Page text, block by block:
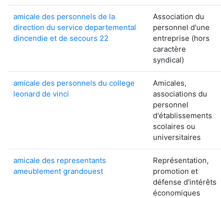
amicale des personnels de la
direction du service departemental
dincendie et de secours 22
Association du
personnel d'une
entreprise (hors
caractère
syndical)
amicale des personnels du college
leonard de vinci
Amicales,
associations du
personnel
d'établissements
scolaires ou
universitaires
amicale des representants
ameublement grandouest
Représentation,
promotion et
défense d'intérêts
économiques